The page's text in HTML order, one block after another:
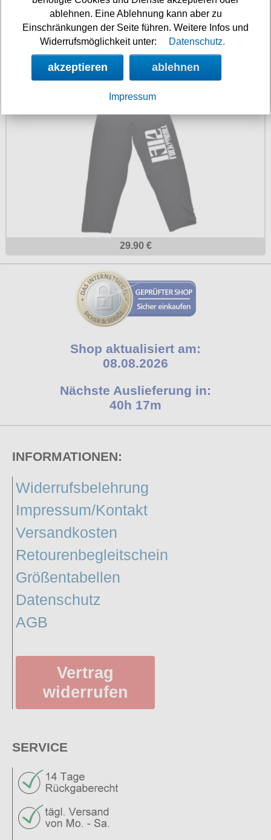
18.90 €
Jogginghose 1312 FUCK YOU ALL
29.90 €
Shop aktualisiert am:
08.08.2026
Nächste Auslieferung in:
40h 17m
INFORMATIONEN:
Widerrufsbelehrung
Impressum/Kontakt
Versandkosten
Retourenbegleitschein
Größentabellen
Datenschutz
AGB
Vertrag
widerrufen
SERVICE
ablehnen. Eine Ablehnung kann aber zu
Einschränkungen der Seite führen. Weitere Infos und
Widerrufsmöglichkeit unter:
Datenschutz.
akzeptieren ablehnen
Impressum